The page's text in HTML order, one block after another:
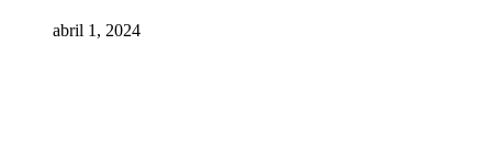
abril 1, 2024